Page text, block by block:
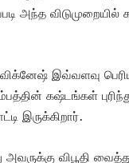
அந்த விடுமுறையில்
இவ்வளவு
கஷ்டங்கள்
இருக்கிறார்.
அவருக்கு விபூதி